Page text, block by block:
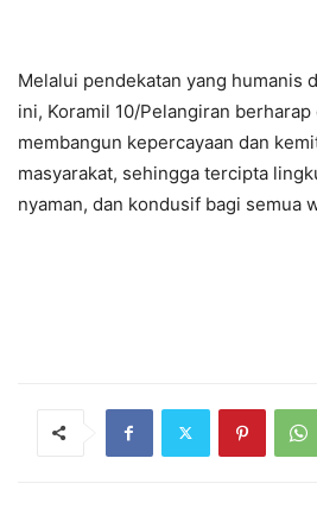
Melalui pendekatan yang humanis
ini, Koramil 10/Pelangiran berharap
membangun kepercayaan dan
masyarakat, sehingga tercipta
nyaman, dan kondusif bagi semua